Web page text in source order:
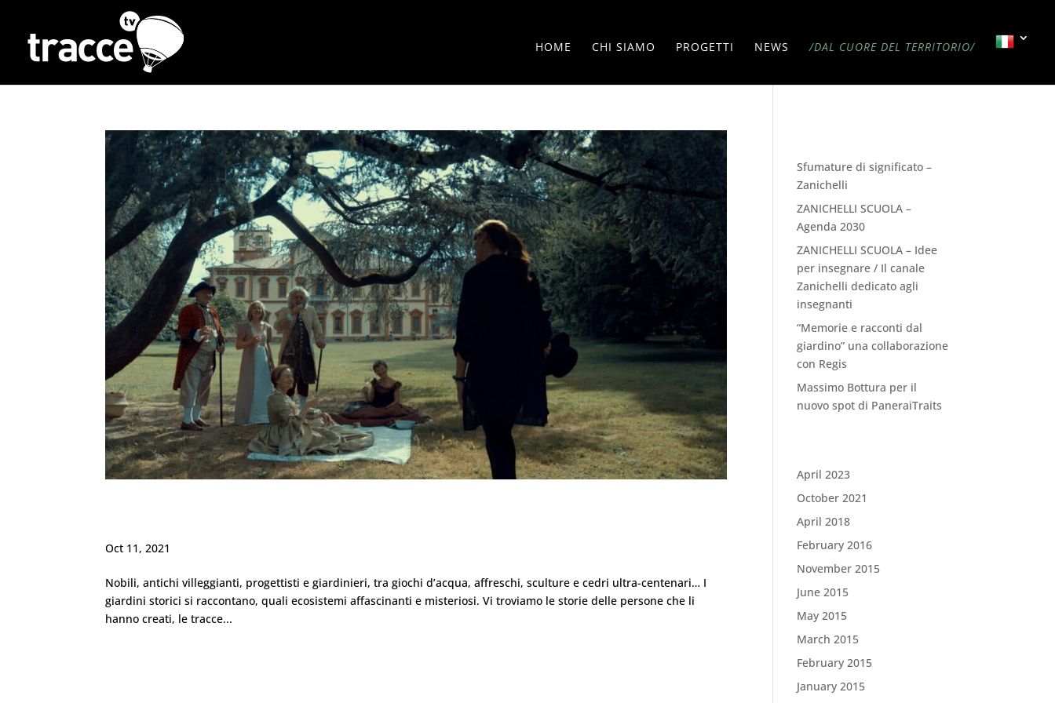
HOME CHI SIAMO PROGETTI NEWS /DAL CUORE DEL TERRITORIO/
Oct 11, 2021
Nobili, antichi villeggianti, progettisti e giardinieri, tra giochi d’acqua, affreschi, sculture e cedri ultra-centenari… I
giardini storici si raccontano, quali ecosistemi affascinanti e misteriosi. Vi troviamo le storie delle persone che li
hanno creati, le tracce...
Sfumature di significato –
Zanichelli
ZANICHELLI SCUOLA –
Agenda 2030
ZANICHELLI SCUOLA – Idee
per insegnare / Il canale
Zanichelli dedicato agli
insegnanti
“Memorie e racconti dal
giardino” una collaborazione
con Regis
Massimo Bottura per il
nuovo spot di PaneraiTraits
April 2023
October 2021
April 2018
February 2016
November 2015
June 2015
May 2015
March 2015
February 2015
January 2015